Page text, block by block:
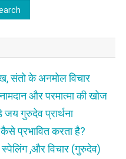
संतो के अनमोल विचार
और परमात्मा की खोज
जय गुरुदेव प्रार्थना
प्रभावित करता है?
,और विचार (गुरुदेव)